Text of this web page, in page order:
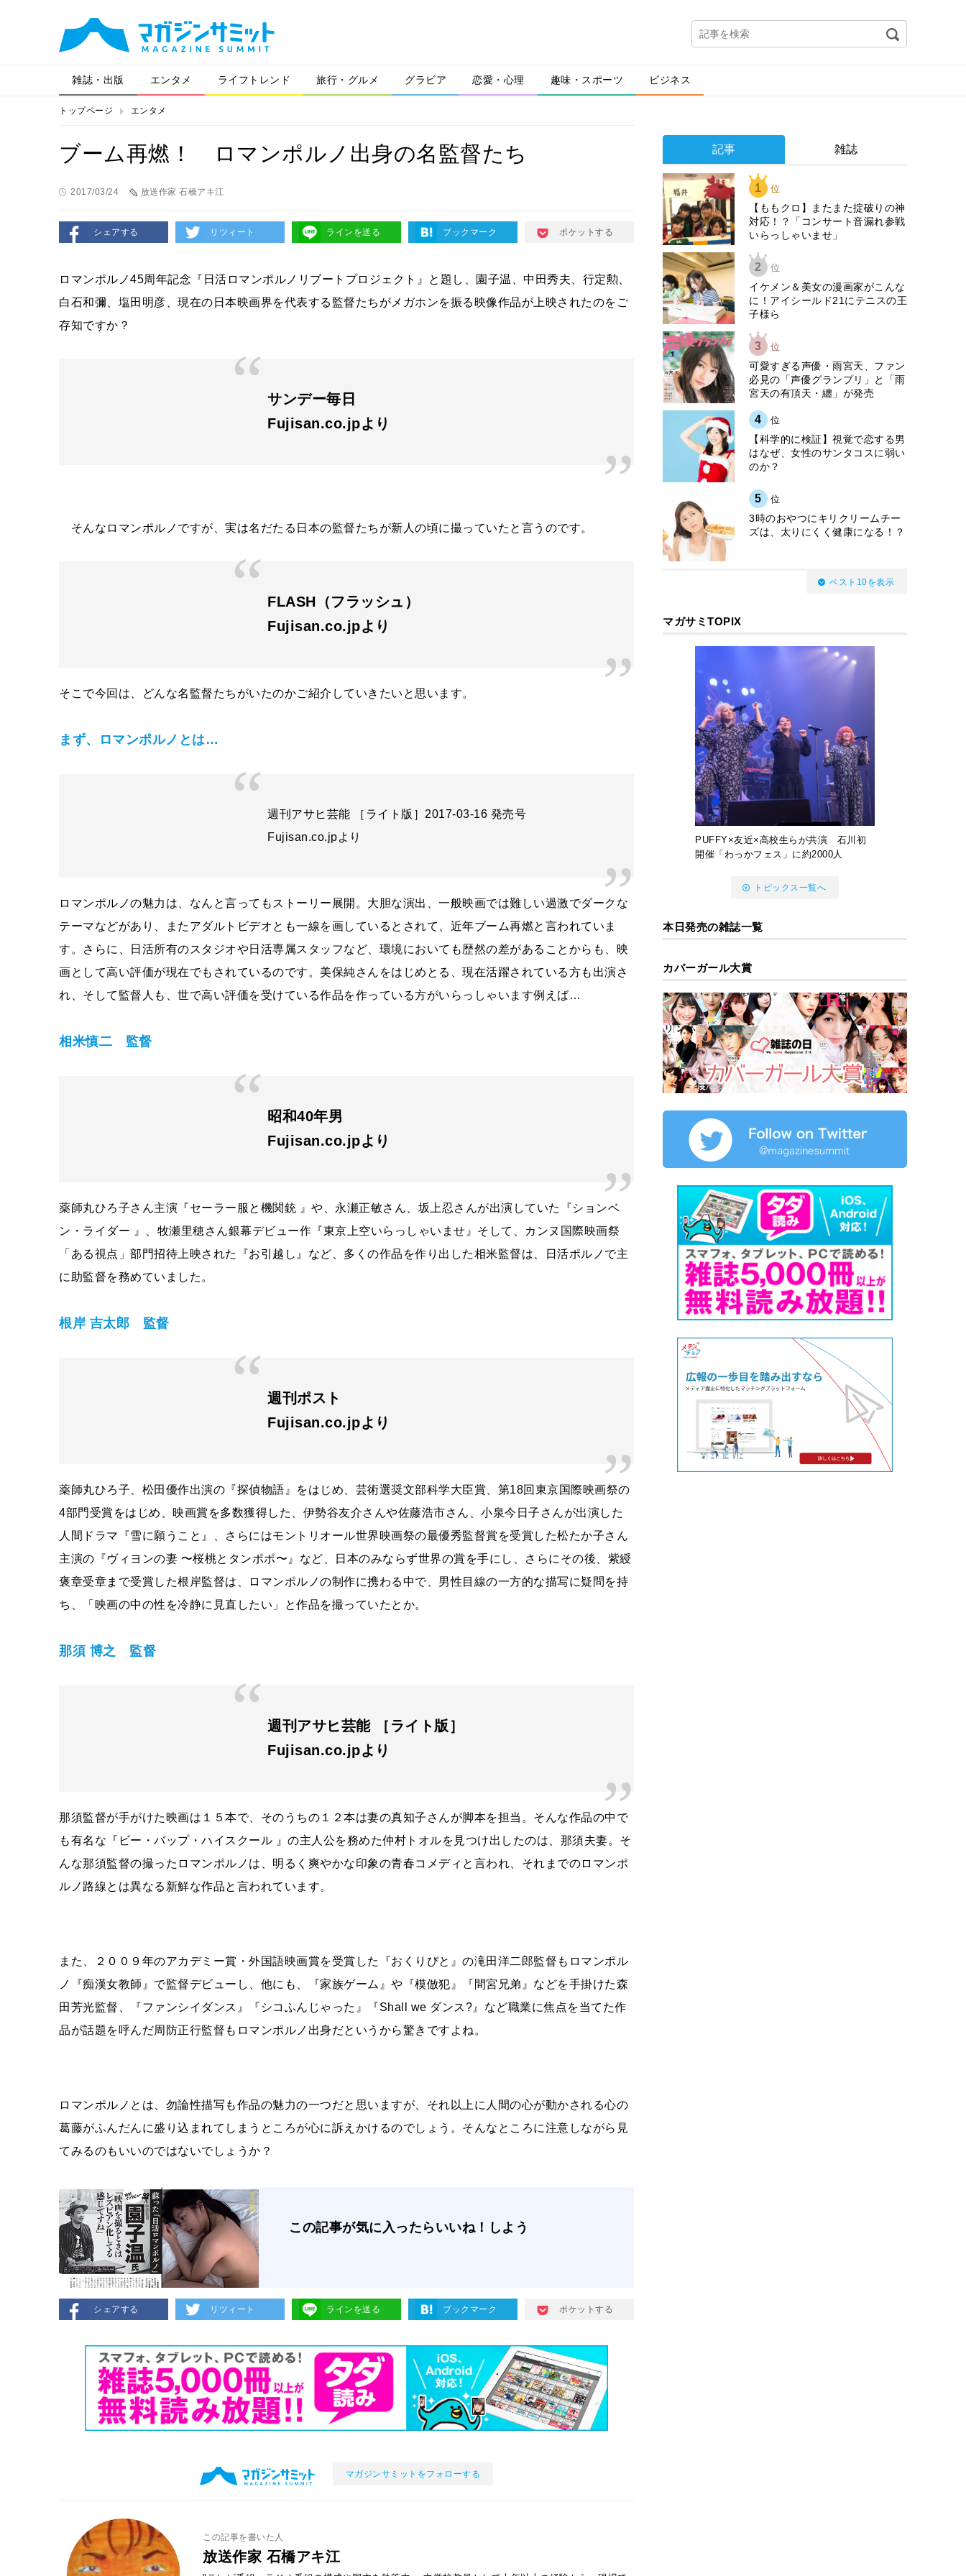
雑誌・出版 エンタメ ライフトレンド 旅行・グルメ グラビア 恋愛・心理 趣味・スポーツ ビジネス
トップページ エンタメ
ブーム再燃！ ロマンポルノ出身の名監督たち
2017/03/24 放送作家 石橋アキ江
シェアする リツィート ラインを送る ブックマーク ポケットする
ロマンポルノ45周年記念『日活ロマンポルノリブートプロジェクト』と題し、園子温、中田秀夫、行定勲、
白石和彌、塩田明彦、現在の日本映画界を代表する監督たちがメガホンを振る映像作品が上映されたのをご
存知ですか？
サンデー毎日
Fujisan.co.jpより
そんなロマンポルノですが、実は名だたる日本の監督たちが新人の頃に撮っていたと言うのです。
FLASH（フラッシュ）
Fujisan.co.jpより
そこで今回は、どんな名監督たちがいたのかご紹介していきたいと思います。
まず、ロマンポルノとは…
週刊アサヒ芸能 ［ライト版］2017-03-16 発売号
Fujisan.co.jpより
ロマンポルノの魅力は、なんと言ってもストーリー展開。大胆な演出、一般映画では難しい過激でダークな
テーマなどがあり、またアダルトビデオとも一線を画しているとされて、近年ブーム再燃と言われていま
す。さらに、日活所有のスタジオや日活専属スタッフなど、環境においても歴然の差があることからも、映
画として高い評価が現在でもされているのです。美保純さんをはじめとる、現在活躍されている方も出演さ
れ、そして監督人も、世で高い評価を受けている作品を作っている方がいらっしゃいます例えば…
相米慎二 監督
昭和40年男
Fujisan.co.jpより
薬師丸ひろ子さん主演『セーラー服と機関銃 』や、永瀬正敏さん、坂上忍さんが出演していた『ションベ
ン・ライダー 』、牧瀬里穂さん銀幕デビュー作『東京上空いらっしゃいませ』そして、カンヌ国際映画祭
「ある視点」部門招待上映された『お引越し』など、多くの作品を作り出した相米監督は、日活ポルノで主
に助監督を務めていました。
根岸 吉太郎 監督
週刊ポスト
Fujisan.co.jpより
薬師丸ひろ子、松田優作出演の『探偵物語』をはじめ、芸術選奨文部科学大臣賞、第18回東京国際映画祭の
4部門受賞をはじめ、映画賞を多数獲得した、伊勢谷友介さんや佐藤浩市さん、小泉今日子さんが出演した
人間ドラマ『雪に願うこと』、さらにはモントリオール世界映画祭の最優秀監督賞を受賞した松たか子さん
主演の『ヴィヨンの妻 〜桜桃とタンポポ〜』など、日本のみならず世界の賞を手にし、さらにその後、紫綬
褒章受章まで受賞した根岸監督は、ロマンポルノの制作に携わる中で、男性目線の一方的な描写に疑問を持
ち、「映画の中の性を冷静に見直したい」と作品を撮っていたとか。
那須 博之 監督
週刊アサヒ芸能 ［ライト版］
Fujisan.co.jpより
那須監督が手がけた映画は１５本で、そのうちの１２本は妻の真知子さんが脚本を担当。そんな作品の中で
も有名な『ビー・バップ・ハイスクール 』の主人公を務めた仲村トオルを見つけ出したのは、那須夫妻。そ
んな那須監督の撮ったロマンポルノは、明るく爽やかな印象の青春コメディと言われ、それまでのロマンポ
ルノ路線とは異なる新鮮な作品と言われています。
また、２００９年のアカデミー賞・外国語映画賞を受賞した『おくりびと』の滝田洋二郎監督もロマンポル
ノ『痴漢女教師』で監督デビューし、他にも、『家族ゲーム』や『模倣犯』『間宮兄弟』などを手掛けた森
田芳光監督、『ファンシイダンス』『シコふんじゃった』『Shall we ダンス? 』など職業に焦点を当てた作
品が話題を呼んだ周防正行監督もロマンポルノ出身だというから驚きですよね。
ロマンポルノとは、勿論性描写も作品の魅力の一つだと思いますが、それ以上に人間の心が動かされる心の
葛藤がふんだんに盛り込まれてしまうところが心に訴えかけるのでしょう。そんなところに注意しながら見
てみるのもいいのではないでしょうか？
この記事が気に入ったらいいね！しよう
シェアする リツィート ラインを送る ブックマーク ポケットする
マガジンサミットをフォローする
この記事を書いた人
放送作家 石橋アキ江
記事 雑誌
1 位
【ももクロ】またまた掟破りの神
対応！？「コンサート音漏れ参戦
いらっしゃいませ」
2 位
イケメン＆美女の漫画家がこんな
に！アイシールド21にテニスの王
子様ら
3 位
可愛すぎる声優・雨宮天、ファン
必見の「声優グランプリ」と「雨
宮天の有頂天・纏」が発売
4 位
【科学的に検証】視覚で恋する男
はなぜ、女性のサンタコスに弱い
のか？
5 位
3時のおやつにキリクリームチー
ズは、太りにくく健康になる！？
ベスト10を表示
マガサミTOPIX
PUFFY×友近×高校生らが共演 石川初
開催「わっかフェス」に約2000人
トピックス一覧へ
本日発売の雑誌一覧
カバーガール大賞